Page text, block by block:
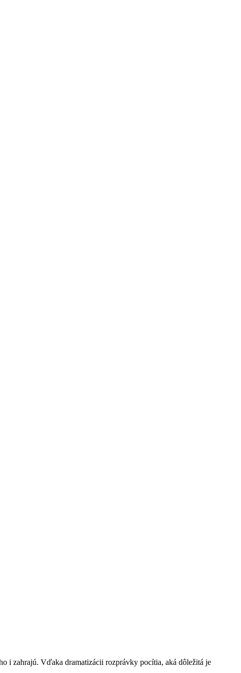
i zahrajú. Vďaka dramatizácii rozprávky pocítia, aká dôležitá je